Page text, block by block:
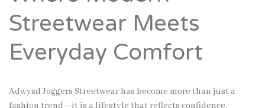
Streetwear Meets
Everyday Comfort
Adwysd Joggers Streetwear has become more than just a
fashion trend—it is a lifestyle that reflects confidence,